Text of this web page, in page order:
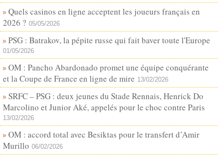
Quels casinos en ligne acceptent les joueurs français en
2026 ? 05/05/2026
PSG : Batrakov, la pépite russe qui fait baver toute l'Europe
01/05/2026
OM : Pancho Abardonado promet une équipe conquérante
et la Coupe de France en ligne de mire 13/02/2026
SRFC – PSG : deux jeunes du Stade Rennais, Henrick Do
Marcolino et Junior Aké, appelés pour le choc contre Paris
13/02/2026
OM : accord total avec Besiktas pour le transfert d’Amir
Murillo 06/02/2026